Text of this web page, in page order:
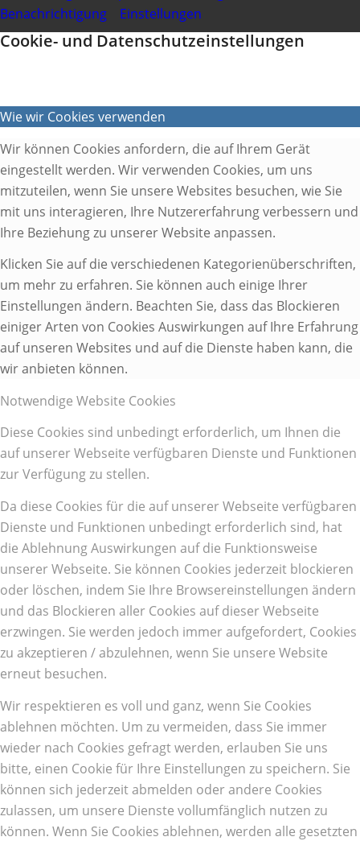
Benachrichtigung
Einstellungen
Cookie- und Datenschutzeinstellungen
Wie wir Cookies verwenden
Wir können Cookies anfordern, die auf Ihrem Gerät
eingestellt werden. Wir verwenden Cookies, um uns
mitzuteilen, wenn Sie unsere Websites besuchen, wie Sie
mit uns interagieren, Ihre Nutzererfahrung verbessern und
Ihre Beziehung zu unserer Website anpassen.
Klicken Sie auf die verschiedenen Kategorienüberschriften,
um mehr zu erfahren. Sie können auch einige Ihrer
Einstellungen ändern. Beachten Sie, dass das Blockieren
einiger Arten von Cookies Auswirkungen auf Ihre Erfahrung
auf unseren Websites und auf die Dienste haben kann, die
wir anbieten können.
Notwendige Website Cookies
Diese Cookies sind unbedingt erforderlich, um Ihnen die
auf unserer Webseite verfügbaren Dienste und Funktionen
zur Verfügung zu stellen.
Da diese Cookies für die auf unserer Webseite verfügbaren
Dienste und Funktionen unbedingt erforderlich sind, hat
die Ablehnung Auswirkungen auf die Funktionsweise
unserer Webseite. Sie können Cookies jederzeit blockieren
oder löschen, indem Sie Ihre Browsereinstellungen ändern
und das Blockieren aller Cookies auf dieser Webseite
erzwingen. Sie werden jedoch immer aufgefordert, Cookies
zu akzeptieren / abzulehnen, wenn Sie unsere Website
erneut besuchen.
Wir respektieren es voll und ganz, wenn Sie Cookies
ablehnen möchten. Um zu vermeiden, dass Sie immer
wieder nach Cookies gefragt werden, erlauben Sie uns
bitte, einen Cookie für Ihre Einstellungen zu speichern. Sie
können sich jederzeit abmelden oder andere Cookies
zulassen, um unsere Dienste vollumfänglich nutzen zu
können. Wenn Sie Cookies ablehnen, werden alle gesetzten